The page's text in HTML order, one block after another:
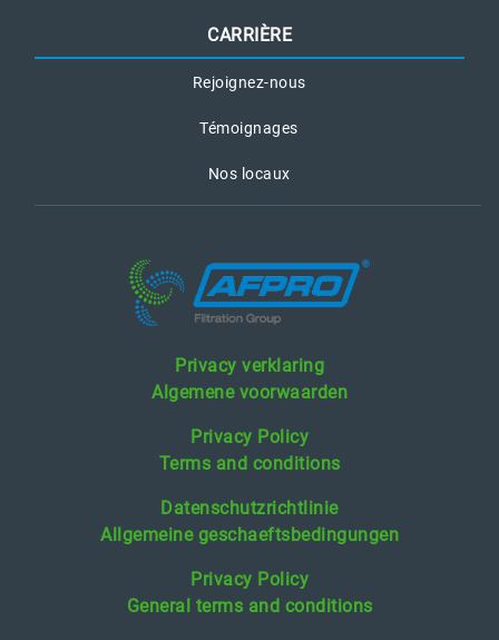
CARRIÈRE
Rejoignez-nous
Témoignages
Nos locaux
Privacy verklaring
Algemene voorwaarden
Privacy Policy
Terms and conditions
Datenschutzrichtlinie
Allgemeine geschaeftsbedingungen
Privacy Policy
General terms and conditions